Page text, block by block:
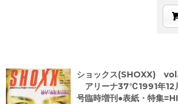
ショックス(SHOXX)
アリーナ37℃1991年12
号臨時増刊●表紙・特集